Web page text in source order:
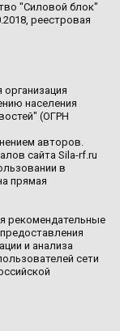
"Силовой блок"
реестровая
населения
(ОГРН
авторов.
сайта Sila-rf.ru
в
прямая
рекомендательные
и анализа
сети